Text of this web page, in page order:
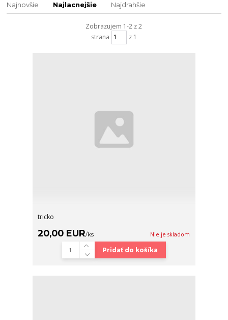
Najnovšie Najlacnejšie Najdrahšie
Zobrazujem 1-2 z 2
strana
z 1
tricko
20,00 EUR/ks Nie je skladom
Pridať do košíka